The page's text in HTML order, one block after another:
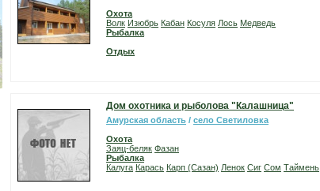
Охота
Волк Изюбрь Кабан Косуля Лось Медведь
Рыбалка
Отдых
Дом охотника и рыболова "Калашница"
Амурская область / село Светиловка
Охота
Заяц-беляк Фазан
Рыбалка
Калуга Карась Карп (Сазан) Ленок Сиг Сом Таймень